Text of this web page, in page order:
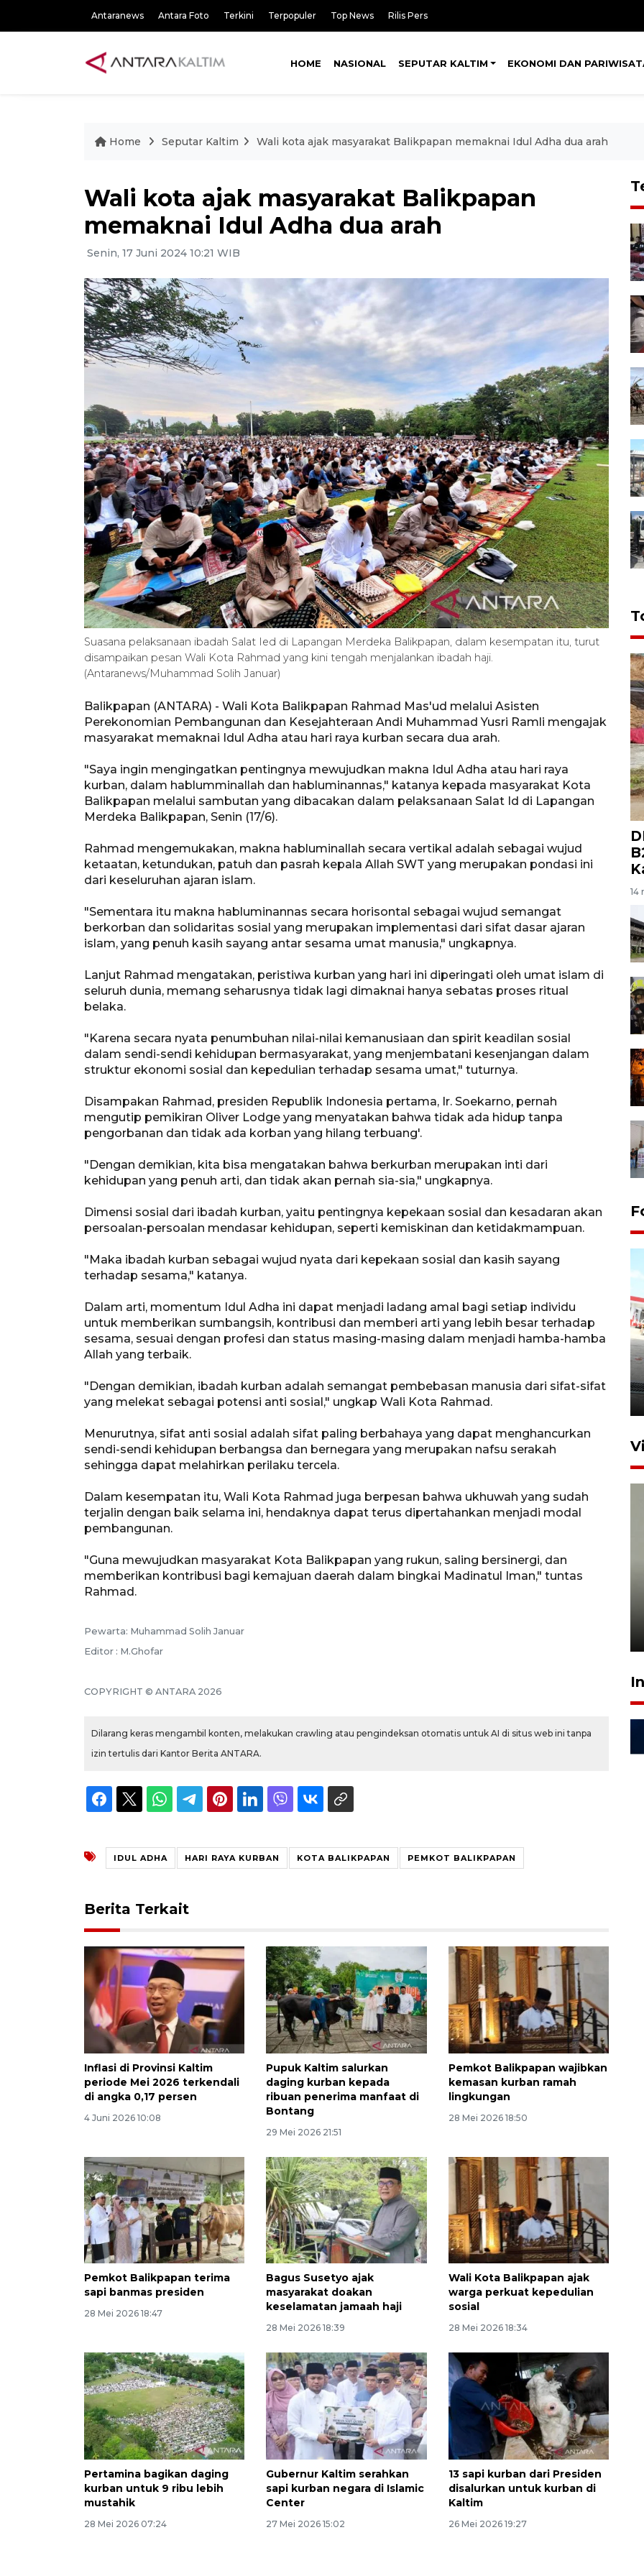
Antaranews Antara Foto Terkini Terpopuler Top News Rilis Pers
HOME NASIONAL SEPUTAR KALTIM EKONOMI DAN
Home Seputar Kaltim Wali kota ajak masyarakat Balikpapan memaknai Idul Adha dua arah
Wali kota ajak masyarakat Balikpapan
memaknai Idul Adha dua arah
Senin, 17 Juni 2024 10:21 WIB
Suasana pelaksanaan ibadah Salat Ied di Lapangan Merdeka Balikpapan, dalam kesempatan itu, turut
disampaikan pesan Wali Kota Rahmad yang kini tengah menjalankan ibadah haji.
(Antaranews/Muhammad Solih Januar)
Balikpapan (ANTARA) - Wali Kota Balikpapan Rahmad Mas'ud melalui Asisten
Perekonomian Pembangunan dan Kesejahteraan Andi Muhammad Yusri Ramli mengajak
masyarakat memaknai Idul Adha atau hari raya kurban secara dua arah.
"Saya ingin mengingatkan pentingnya mewujudkan makna Idul Adha atau hari raya
kurban, dalam hablumminallah dan habluminannas," katanya kepada masyarakat Kota
Balikpapan melalui sambutan yang dibacakan dalam pelaksanaan Salat Id di Lapangan
Merdeka Balikpapan, Senin (17/6).
Rahmad mengemukakan, makna habluminallah secara vertikal adalah sebagai wujud
ketaatan, ketundukan, patuh dan pasrah kepala Allah SWT yang merupakan pondasi ini
dari keseluruhan ajaran islam.
"Sementara itu makna habluminannas secara horisontal sebagai wujud semangat
berkorban dan solidaritas sosial yang merupakan implementasi dari sifat dasar ajaran
islam, yang penuh kasih sayang antar sesama umat manusia," ungkapnya.
Lanjut Rahmad mengatakan, peristiwa kurban yang hari ini diperingati oleh umat islam di
seluruh dunia, memang seharusnya tidak lagi dimaknai hanya sebatas proses ritual
belaka.
"Karena secara nyata penumbuhan nilai-nilai kemanusiaan dan spirit keadilan sosial
dalam sendi-sendi kehidupan bermasyarakat, yang menjembatani kesenjangan dalam
struktur ekonomi sosial dan kepedulian terhadap sesama umat," tuturnya.
Disampakan Rahmad, presiden Republik Indonesia pertama, Ir. Soekarno, pernah
mengutip pemikiran Oliver Lodge yang menyatakan bahwa tidak ada hidup tanpa
pengorbanan dan tidak ada korban yang hilang terbuang'.
"Dengan demikian, kita bisa mengatakan bahwa berkurban merupakan inti dari
kehidupan yang penuh arti, dan tidak akan pernah sia-sia," ungkapnya.
Dimensi sosial dari ibadah kurban, yaitu pentingnya kepekaan sosial dan kesadaran akan
persoalan-persoalan mendasar kehidupan, seperti kemiskinan dan ketidakmampuan.
"Maka ibadah kurban sebagai wujud nyata dari kepekaan sosial dan kasih sayang
terhadap sesama," katanya.
Dalam arti, momentum Idul Adha ini dapat menjadi ladang amal bagi setiap individu
untuk memberikan sumbangsih, kontribusi dan memberi arti yang lebih besar terhadap
sesama, sesuai dengan profesi dan status masing-masing dalam menjadi hamba-hamba
Allah yang terbaik.
"Dengan demikian, ibadah kurban adalah semangat pembebasan manusia dari sifat-sifat
yang melekat sebagai potensi anti sosial," ungkap Wali Kota Rahmad.
Menurutnya, sifat anti sosial adalah sifat paling berbahaya yang dapat menghancurkan
sendi-sendi kehidupan berbangsa dan bernegara yang merupakan nafsu serakah
sehingga dapat melahirkan perilaku tercela.
Dalam kesempatan itu, Wali Kota Rahmad juga berpesan bahwa ukhuwah yang sudah
terjalin dengan baik selama ini, hendaknya dapat terus dipertahankan menjadi modal
pembangunan.
"Guna mewujudkan masyarakat Kota Balikpapan yang rukun, saling bersinergi, dan
memberikan kontribusi bagi kemajuan daerah dalam bingkai Madinatul Iman," tuntas
Rahmad.
Pewarta: Muhammad Solih Januar
Editor : M.Ghofar
COPYRIGHT © ANTARA 2026
Dilarang keras mengambil konten, melakukan crawling atau pengindeksan otomatis untuk AI di situs web ini tanpa
izin tertulis dari Kantor Berita ANTARA.
IDUL ADHA HARI RAYA KURBAN KOTA BALIKPAPAN PEMKOT BALIKPAPAN
Berita Terkait
Inflasi di Provinsi Kaltim
periode Mei 2026 terkendali
di angka 0,17 persen
4 Juni 2026 10:08
Pupuk Kaltim salurkan
daging kurban kepada
ribuan penerima manfaat di
Bontang
29 Mei 2026 21:51
Pemkot Balikpapan wajibkan
kemasan kurban ramah
lingkungan
28 Mei 2026 18:50
Pemkot Balikpapan terima
sapi banmas presiden
28 Mei 2026 18:47
Bagus Susetyo ajak
masyarakat doakan
keselamatan jamaah haji
28 Mei 2026 18:39
Wali Kota Balikpapan ajak
warga perkuat kepedulian
sosial
28 Mei 2026 18:34
Pertamina bagikan daging
kurban untuk 9 ribu lebih
mustahik
28 Mei 2026 07:24
Gubernur Kaltim serahkan
sapi kurban negara di Islamic
Center
27 Mei 2026 15:02
13 sapi kurban dari Presiden
disalurkan untuk kurban di
Kaltim
26 Mei 2026 19:27
14
Soya di Samarinda
2 Agustus 2026 20:32
Sudah jaring 92 guru, Kaltim
Layanan haji Indonesia
2026-08-08 15:00:00